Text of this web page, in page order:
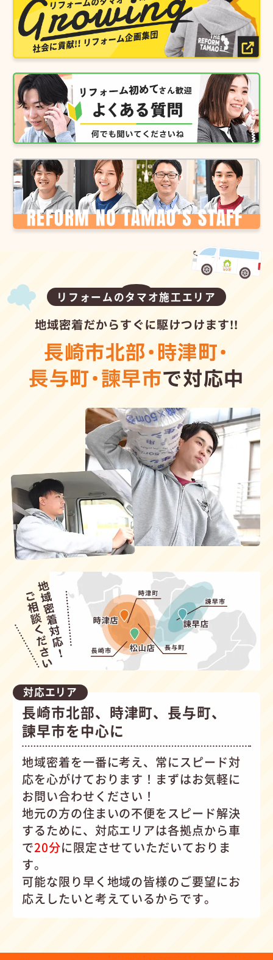
リフォームのタマオ施工エリア
地域密着だからすぐに駆けつけます!!
長崎市北部・時津町・
長与町・諫早市で対応中
対応エリア
長崎市北部、時津町、長与町、
諫早市を中心に
地域密着を一番に考え、常にスピード対
応を心がけております！まずはお気軽に
お問い合わせください！
地元の方の住まいの不便をスピード解決
するために、対応エリアは各拠点から車
で20分に限定させていただいておりま
す。
可能な限り早く地域の皆様のご要望にお
応えしたいと考えているからです。